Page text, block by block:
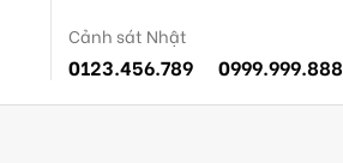
Cảnh sát Nhật
0123.456.789 0999.999.888